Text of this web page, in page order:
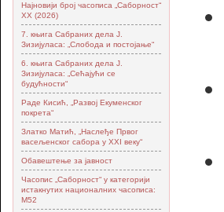
Најновији број часописа „Саборност“
XX (2026)
7. књига Сабраних дела Ј.
Зизијуласа: „Слобода и постојање“
6. књига Сабраних дела Ј.
Зизијуласа: „Сећајући се
будућности“
Раде Кисић, „Развој Екуменског
покрета“
Златко Матић, „Наслеђе Првог
васељенског сабора у XXI веку“
Обавештење за јавност
Часопис „Саборност“ у категорији
истакнутих националних часописа:
М52